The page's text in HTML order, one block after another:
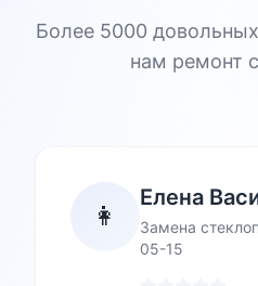
Более 5000
нам ремонт
👩
Елена
Замена
05-15